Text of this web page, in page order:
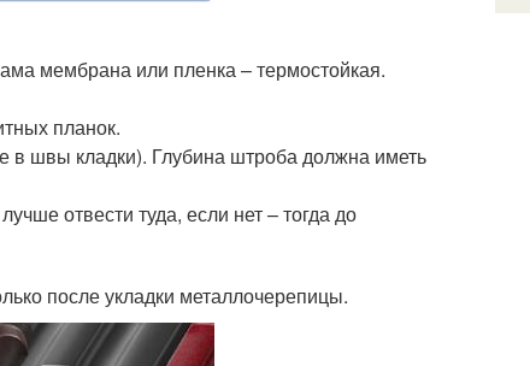
мембрана или пленка – термостойкая.
планок.
в швы кладки). Глубина штроба должна иметь
отвести туда, если нет – тогда до
после укладки металлочерепицы.